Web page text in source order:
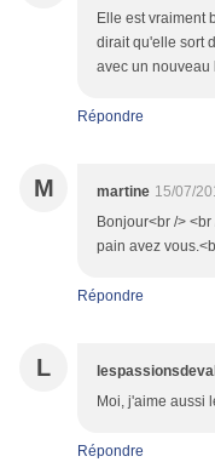
Elle est vraiment
dirait qu'elle sort
avec un nouveau
Répondre
M martine 15/07/
Bonjour<br />
pain avez
Répondre
L lespassionsdeval
Moi, j'aime aussi
Répondre